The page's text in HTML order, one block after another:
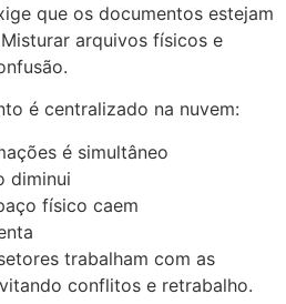
que os documentos estejam
arquivos físicos e
é centralizado na nuvem:
é simultâneo
diminui
físico caem
trabalham com as
conflitos e retrabalho.